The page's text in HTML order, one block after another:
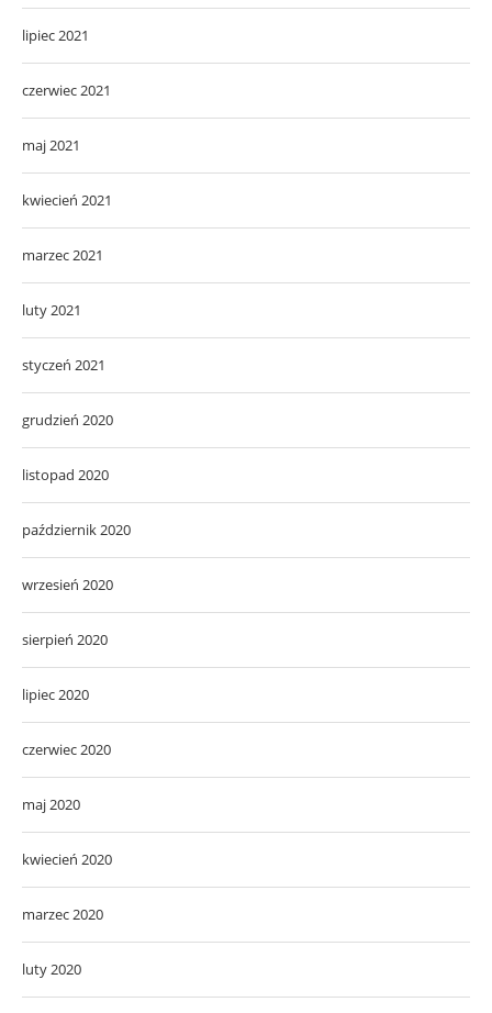
lipiec 2021
czerwiec 2021
maj 2021
kwiecień 2021
marzec 2021
luty 2021
styczeń 2021
grudzień 2020
listopad 2020
październik 2020
wrzesień 2020
sierpień 2020
lipiec 2020
czerwiec 2020
maj 2020
kwiecień 2020
marzec 2020
luty 2020